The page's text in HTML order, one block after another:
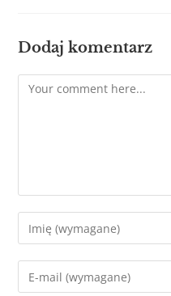
Dodaj komentarz